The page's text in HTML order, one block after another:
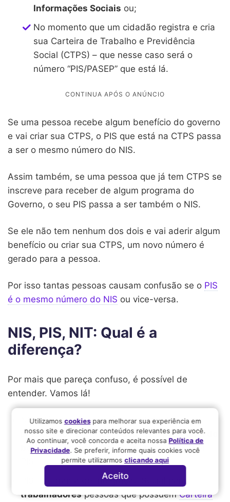
Informações Sociais ou;
No momento que um cidadão registra e cria
sua Carteira de Trabalho e Previdência
Social (CTPS) – que nesse caso será o
número “PIS/PASEP” que está lá.
Se uma pessoa recebe algum benefício do governo
e vai criar sua CTPS, o PIS que está na CTPS passa
a ser o mesmo número do NIS.
Assim também, se uma pessoa que já tem CTPS se
inscreve para receber de algum programa do
Governo, o seu PIS passa a ser também o NIS.
Se ele não tem nenhum dos dois e vai aderir algum
benefício ou criar sua CTPS, um novo número é
gerado para a pessoa.
Por isso tantas pessoas causam confusão se o PIS
é o mesmo número do NIS ou vice-versa.
NIS, PIS, NIT: Qual é a
diferença?
Por mais que pareça confuso, é possível de
entender. Vamos lá!
NIS: Número de Identificação Social para
pessoas que participam de algumprograma de
benefício do governo – e ainda não possuem
: Programa de Integração Social para
trabalhadorespessoas que possuemCarteira
Utilizamos cookiespara melhorar sua experiência em
nosso site e direcionar conteúdos relevantes para você.
Ao continuar, você concorda e aceita nossaPolítica de
Privacidade. Se preferir, informe quais cookies você
permite utilizarmos clicando aqui
Aceito